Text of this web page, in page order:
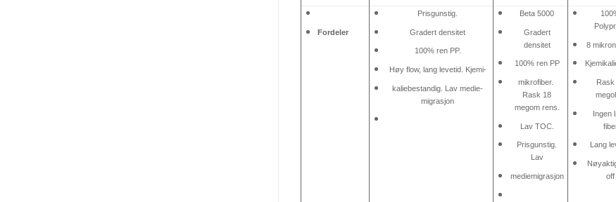
Fordeler
Prisgunstig.
Gradert densitet
100% ren PP.
Høy flow, lang levetid. Kjemi-
kaliebestandig. Lav medie-
migrasjon
Beta 5000
Gradert
densitet
100% ren PP
mikrofiber.
Rask 18
megom rens.
Lav TOC.
Prisgunstig.
Lav
mediemigrasjon
8
Rask
Ingen
Lang
off